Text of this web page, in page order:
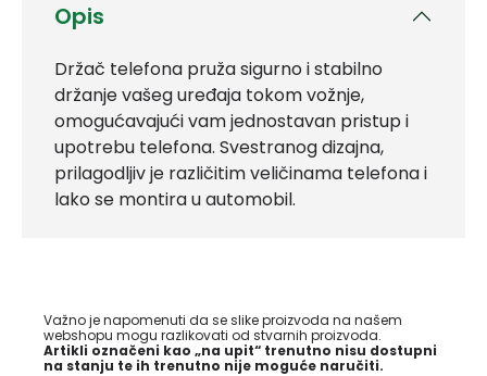
Opis
Držač telefona pruža sigurno i stabilno
držanje vašeg uređaja tokom vožnje,
omogućavajući vam jednostavan pristup i
upotrebu telefona. Svestranog dizajna,
prilagodljiv je različitim veličinama telefona i
lako se montira u automobil.
Važno je napomenuti da se slike proizvoda na našem
webshopu mogu razlikovati od stvarnih proizvoda.
Artikli označeni kao „na upit“ trenutno nisu dostupni
na stanju te ih trenutno nije moguće naručiti.